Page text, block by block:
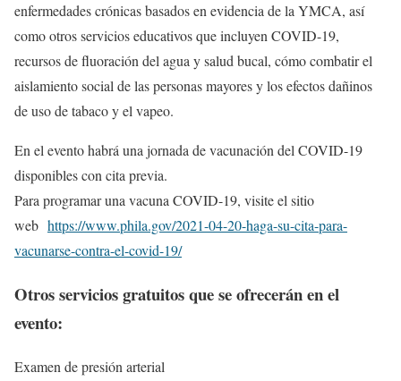
enfermedades crónicas basados ​​en evidencia de la YMCA, así
como otros servicios educativos que incluyen COVID-19,
recursos de fluoración del agua y salud bucal, cómo combatir el
aislamiento social de las personas mayores y los efectos dañinos
de uso de tabaco y el vapeo.
En el evento habrá una jornada de vacunación del COVID-19
disponibles con cita previa.
Para programar una vacuna COVID-19, visite el sitio
web https://www.phila.gov/2021-04-20-haga-su-cita-para-
vacunarse-contra-el-covid-19/
Otros servicios gratuitos que se ofrecerán en el
evento:
Examen de presión arterial